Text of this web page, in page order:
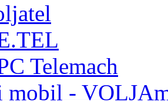
Telemach
mobil -